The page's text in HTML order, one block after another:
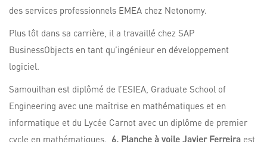
des services professionnels EMEA chez Netonomy.
Plus tôt dans sa carrière, il a travaillé chez SAP
BusinessObjects en tant qu’ingénieur en développement
logiciel.
Samouilhan est diplômé de l’ESIEA, Graduate School of
Engineering avec une maîtrise en mathématiques et en
informatique et du Lycée Carnot avec un diplôme de premier
cycle en mathématiques. 6. Planche à voile Javier Ferreira est